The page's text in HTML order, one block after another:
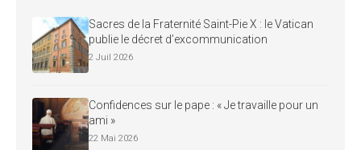
Sacres de la Fraternité Saint-Pie X : le Vatican
publie le décret d’excommunication
2 Juil 2026
Confidences sur le pape : « Je travaille pour un
ami »
22 Mai 2026